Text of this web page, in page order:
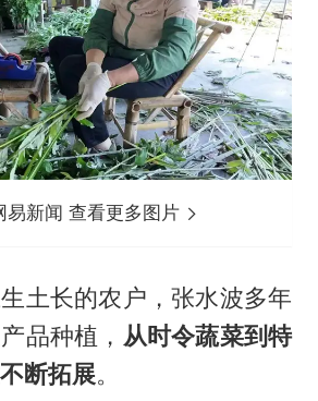
易新闻 查看更多图片
土长的农户，张水波多年
品种植， 从时令蔬菜到特
断拓展。